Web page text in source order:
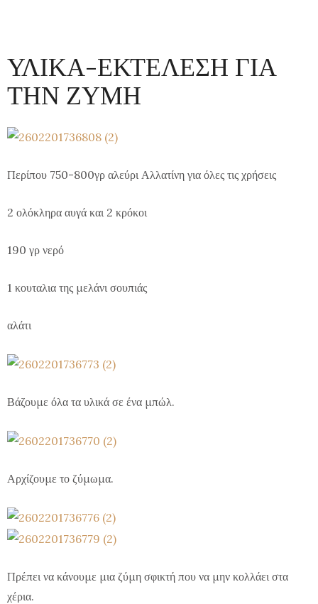
ΥΛΙΚΑ-ΕΚΤΕΛΕΣΗ ΓΙΑ
ΤΗΝ ΖΥΜΗ
Περίπου 750-800γρ αλεύρι Αλλατίνη για όλες τις χρήσεις
2 ολόκληρα αυγά και 2 κρόκοι
190 γρ νερό
1 κουταλια της μελάνι σουπιάς
αλάτι
Βάζουμε όλα τα υλικά σε ένα μπώλ.
Αρχίζουμε το ζύμωμα.
Πρέπει να κάνουμε μια ζύμη σφικτή που να μην κολλάει στα
χέρια.